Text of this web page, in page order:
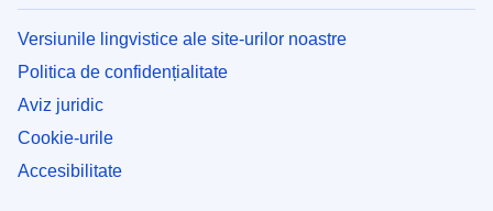
Versiunile lingvistice ale site-urilor noastre
Politica de confidențialitate
Aviz juridic
Cookie-urile
Accesibilitate